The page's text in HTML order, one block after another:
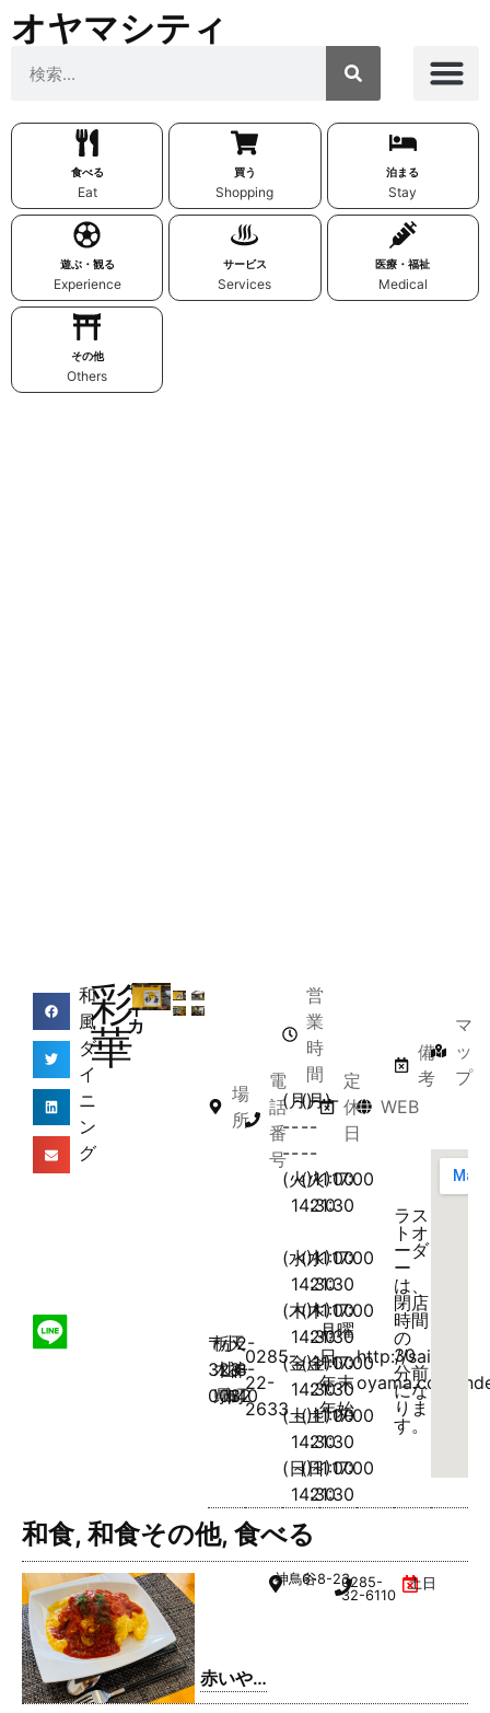
オヤマシティ
食べる
Eat
買う
Shopping
泊まる
Stay
遊ぶ・観る
Experience
サービス
Services
医療・福祉
Medical
その他
Others
和
風
ダ
イ
ニ
ン
グ
彩
華
サ
イ
カ
場
所
〒
323-
0032
栃
木
県
小
山
市
天
神
町
2-
8-
40
電
話
番
号
0285-
22-
2633
営
業
時
間
(月)-
-
-
～-
-
-
(月)-
-
-
～-
-
-
(火)11:00
～
14:30
(火)17:00
～
21:30
(水)11:00
～
14:30
(水)17:00
～
21:30
(木)11:00
～
14:30
(木)17:00
～
21:30
(金)11:00
～
14:30
(金)17:00
～
21:30
(土)11:00
～
14:30
(土)17:00
～
21:30
(日)11:00
～
14:30
(日)17:00
～
21:30
定
休
日
月曜
日、
年末
年始
WEB
http://saika-
oyama.com/
備
考
ラス
トオ
ーダ
ー
は、
閉店
時間
の
30
分前
にな
りま
す。
マ
ッ
プ
和食, 和食その他, 食べる
赤いや
ね
神鳥谷6-8-230285-
32-6110
土日